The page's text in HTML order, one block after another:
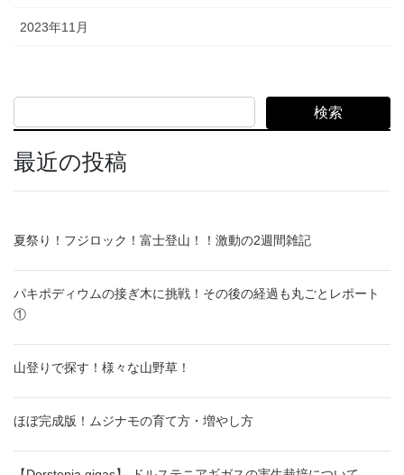
2023年11月
検索
最近の投稿
夏祭り！フジロック！富士登山！！激動の2週間雑記
パキポディウムの接ぎ木に挑戦！その後の経過も丸ごとレポート
①
山登りで探す！様々な山野草！
ほぼ完成版！ムジナモの育て方・増やし方